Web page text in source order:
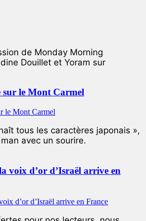
de Monday Morning
Douillet et Yoram sur
sur le Mont Carmel
tous les caractères japonais »,
avec un sourire.
voix d’or d’Israël arrive en